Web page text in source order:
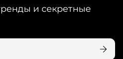
и секретные